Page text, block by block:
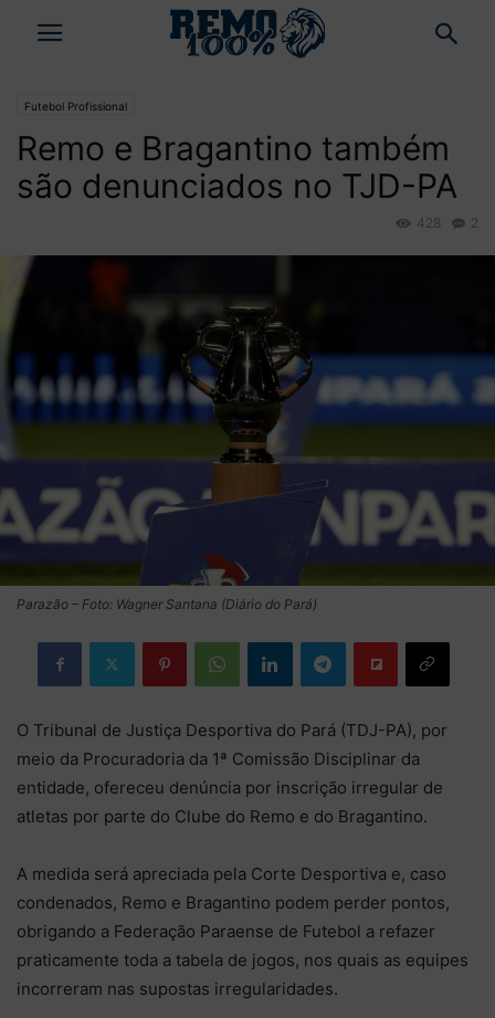
Futebol Profissional
Remo e Bragantino também
são denunciados no TJD-PA
2
428
Parazão – Foto: Wagner Santana (Diário do Pará)
O Tribunal de Justiça Desportiva do Pará (TDJ-PA), por
meio da Procuradoria da 1ª Comissão Disciplinar da
entidade, ofereceu denúncia por inscrição irregular de
atletas por parte do Clube do Remo e do Bragantino.
A medida será apreciada pela Corte Desportiva e, caso
condenados, Remo e Bragantino podem perder pontos,
obrigando a Federação Paraense de Futebol a refazer
praticamente toda a tabela de jogos, nos quais as equipes
incorreram nas supostas irregularidades.